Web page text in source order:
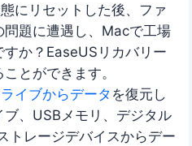
にリセットした後、ファ
題に遭遇し、Macで工場
か？EaseUSリカバリー
とができます。
イブからデータ を復元し
、USBメモリ、デジタル
トレージデバイスからデー